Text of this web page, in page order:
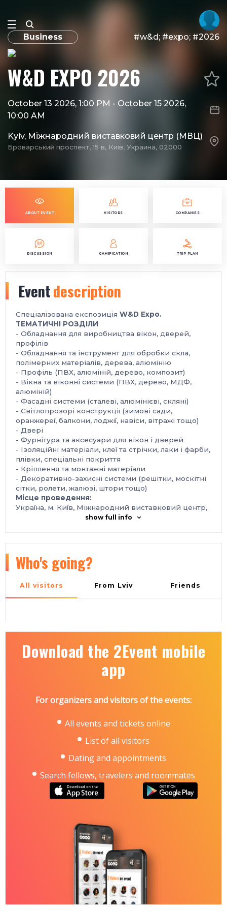
Business #w&d; #expo; #2026
W&D EXPO 2026
October 13 2026, 1:00 PM - October 15 2026,
10:00 AM
Kyiv, Міжнародний виставковий центр (МВЦ)
Броварський проспект, 15 в, Київ, Украина, 02000
ABOUT EVENT VISITORS COMPANIES
DISCUSSION GAMIFICATION TRIP PLAN
Eventdescription
Спеціалізована експозиція W&D Expo.
ТЕМАТИЧНІ РОЗДІЛИ
- Обладнання для виробництва вікон, дверей,
профілів
- Обладнання та інструмент для обробки скла,
полімерних матеріалів, дерева, алюмінію
- Профіль (ПВХ, алюміній, дерево, композит)
- Вікна та віконні системи (ПВХ, дерево, МДФ,
алюміній)
- Фасадні системи (сталеві, алюмінієві, скляні)
- Світлопрозорі конструкції (зимові сади,
оранжереї, балкони, лоджії, навіси, вітражі тощо)
- Двері
- Фурнітура та аксесуари для вікон і дверей
- Ізоляційні матеріали, клеї та стрічки, лаки і фарби,
плівки, спеціальні покриття
- Кріплення та монтажні матеріали
- Декоративно-захисні системи (решітки, москітні
сітки, ролети, жалюзі, штори тощо)
Місце проведення:
Україна, м. Київ, Міжнародний виставковий центр,
Броварський проспект, 15, станція метро
e-mail: plast@iec-expo.com.ua
https://www.iec-expo.com.ua/eurobuild-
show full info
Who's going?
All visitors From Lviv Friends
Download the 2Event mobile
app
For organizers and visitors of the events:
All events and tickets online
List of all visitors
Dating and appointments
Search fellows, travelers and roommates